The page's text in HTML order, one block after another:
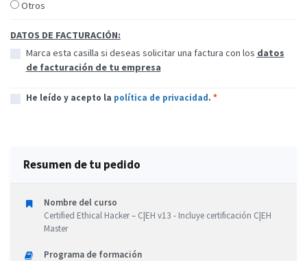
Otros
DATOS DE FACTURACIÓN:
Marca esta casilla si deseas solicitar una factura con los datos
de facturación de tu empresa
He leído y acepto la política de privacidad. *
Resumen de tu pedido
Nombre del curso
Certified Ethical Hacker – C|EH v13 - Incluye certificación C|EH
Master
Programa de formación